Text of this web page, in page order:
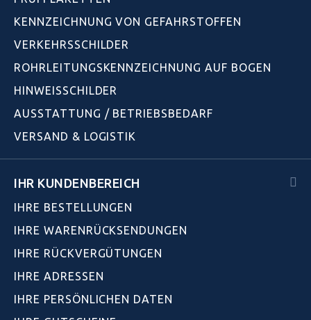
KENNZEICHNUNG VON GEFAHRSTOFFEN
VERKEHRSSCHILDER
ROHRLEITUNGSKENNZEICHNUNG AUF BOGEN
HINWEISSCHILDER
AUSSTATTUNG / BETRIEBSBEDARF
VERSAND & LOGISTIK
IHR KUNDENBEREICH
IHRE BESTELLUNGEN
IHRE WARENRÜCKSENDUNGEN
IHRE RÜCKVERGÜTUNGEN
IHRE ADRESSEN
IHRE PERSÖNLICHEN DATEN